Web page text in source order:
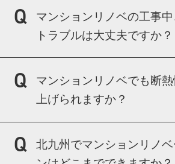
耐震・断熱を含めた性能向
も対応可能です。
マンションリノベの工事
トラブルは大丈夫ですか？
大丈夫ですか？
マンションリノベでも断
上げられますか？
窓・内窓・壁断熱など、状
北九州でマンションリノベ